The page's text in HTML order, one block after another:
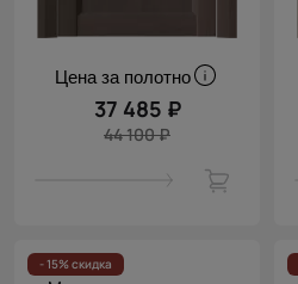
Цена за полотно
37 485 ₽
44 100 ₽
- 15% скидка